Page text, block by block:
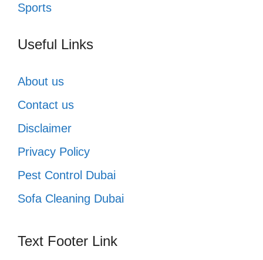
Sports
Useful Links
About us
Contact us
Disclaimer
Privacy Policy
Pest Control Dubai
Sofa Cleaning Dubai
Text Footer Link